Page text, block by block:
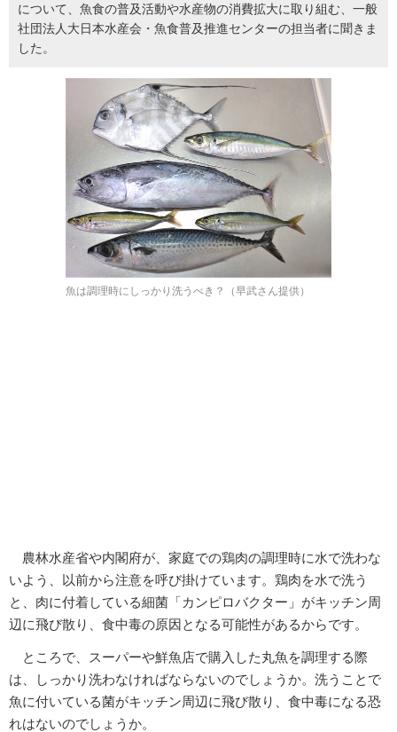
について、魚食の普及活動や水産物の消費拡大に取り組む、一般
社団法人大日本水産会・魚食普及推進センターの担当者に聞きま
した。
魚は調理時にしっかり洗うべき？（早武さん提供）
農林水産省や内閣府が、家庭での鶏肉の調理時に水で洗わな
いよう、以前から注意を呼び掛けています。鶏肉を水で洗う
と、肉に付着している細菌「カンピロバクター」がキッチン周
辺に飛び散り、食中毒の原因となる可能性があるからです。
ところで、スーパーや鮮魚店で購入した丸魚を調理する際
は、しっかり洗わなければならないのでしょうか。洗うことで
魚に付いている菌がキッチン周辺に飛び散り、食中毒になる恐
れはないのでしょうか。